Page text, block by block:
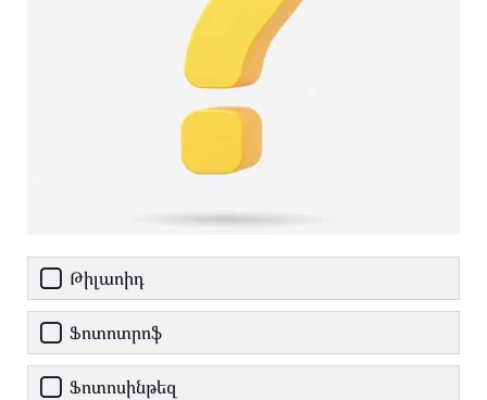
Թիլաոիդ
Ֆոտոտրոֆ
Ֆոտոսինթեզ